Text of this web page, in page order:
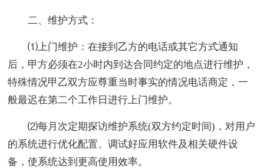
二、维护方式：
⑴上门维护：在接到乙方的电话或其它方式通知
后，甲方必须在2小时内到达合同约定的地点进行维护，
特殊情况甲乙双方应尊重当时事实的情况电话商定，一
般最迟在第二个工作日进行上门维护。
⑵每月次定期探访维护系统(双方约定时间)，对用户
的系统进行优化配置、调试好应用软件及相关硬件设
备，使系统达到更高使用效率。